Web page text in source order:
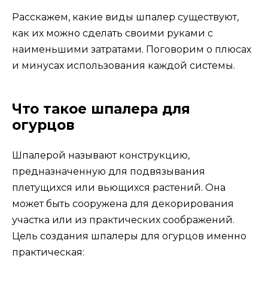
Расскажем, какие виды шпалер существуют,
как их можно сделать своими руками с
наименьшими затратами. Поговорим о плюсах
и минусах использования каждой системы.
Что такое шпалера для
огурцов
Шпалерой называют конструкцию,
предназначенную для подвязывания
плетущихся или вьющихся растений. Она
может быть сооружена для декорирования
участка или из практических соображений.
Цель создания шпалеры для огурцов именно
практическая: